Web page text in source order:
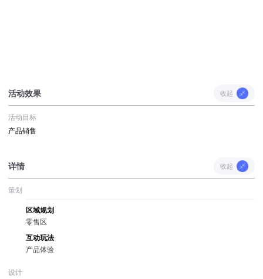
活动效果 收起
活动目标
产品销售
详情 收起
策划
区域规划
零售区
互动玩法
产品体验
设计